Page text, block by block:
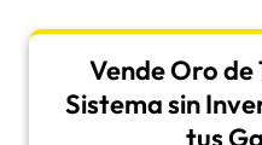
Vende Oro de
Sistema sin
tus